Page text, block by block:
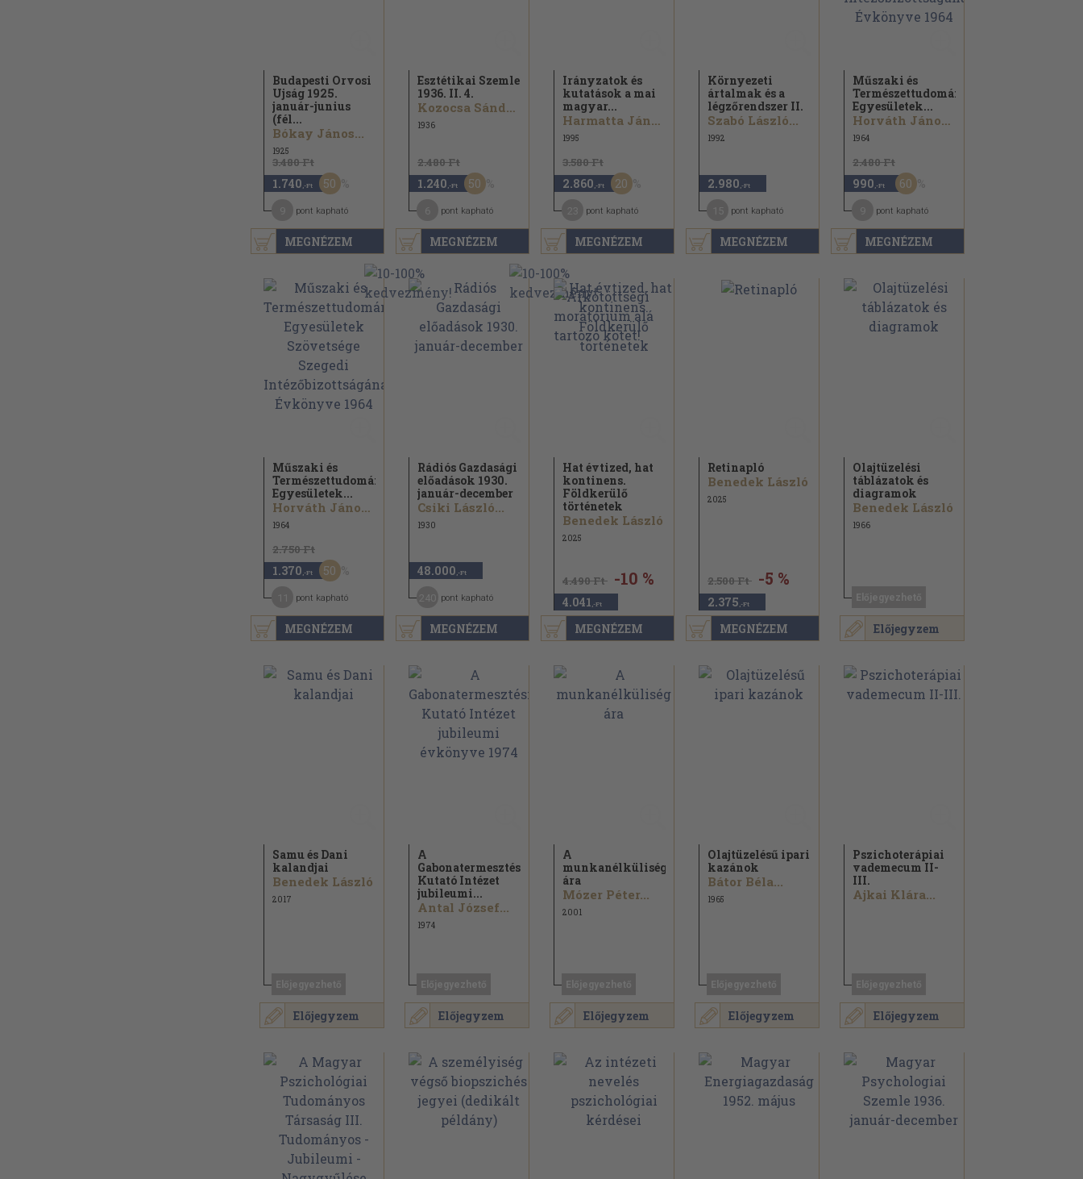
MEGNÉZEM
Budapesti Orvosi
Ujság 1925.
január-junius
(fél...
Bókay János...
1925
3.480 Ft
1.740 ,-Ft 50
pont kapható
MEGNÉZEM
Esztétikai Szemle
1936. II. 4.
Kozocsa Sándor...
1936
2.480 Ft
1.240 ,-Ft 50
pont kapható
MEGNÉZEM
Irányzatok és
kutatások a mai
magyar...
Harmatta János...
1995
3.580 Ft
2.860 ,-Ft 20
pont kapható
MEGNÉZEM
Környezeti
ártalmak és a
légzőrendszer II.
Szabó László...
1992
2.980 ,-Ft
pont kapható
MEGNÉZEM
Műszaki és
Természettudományi
Egyesületek...
Horváth János...
1964
2.480 Ft
990 ,-Ft 60
pont kapható
MEGNÉZEM
Műszaki és
Természettudományi
Egyesületek...
Horváth János...
1964
2.750 Ft
1.370 ,-Ft 50
pont kapható
MEGNÉZEM
Rádiós Gazdasági
előadások 1930.
január-december
Csiki László...
1930
48.000 ,-Ft
pont kapható
MEGNÉZEM
Hat évtized, hat
kontinens.
Földkerülő
történetek
Benedek László
2025
4.490 Ft -10 %
4.041 ,-Ft
MEGNÉZEM
Retinapló
Benedek László
2025
2.500 Ft -5 %
2.375 ,-Ft
Előjegyzem
Olajtüzelési
táblázatok és
diagramok
Benedek László
1966
Előjegyzem
Samu és Dani
kalandjai
Benedek László
2017
Előjegyzem
A
Gabonatermesztési
Kutató Intézet
jubileumi...
Antal József...
1974
Előjegyzem
A
munkanélküliség
ára
Mózer Péter...
2001
Előjegyzem
Olajtüzelésű ipari
kazánok
Bátor Béla...
1965
Előjegyzem
Pszichoterápiai
vademecum II-
III.
Ajkai Klára...